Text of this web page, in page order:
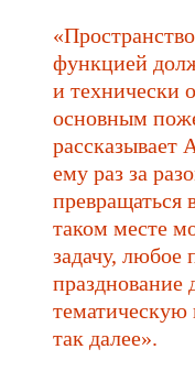
функцией
и технически
основным
ему раз за
превращаться
таком месте
задачу, любое
празднование
тематическую
так далее».